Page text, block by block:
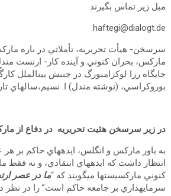
میل زیر تماس بگیرند
haftegi@dialogt.de
سرسخن- هيأت تحريريه، تأملاتي در باره
ماركس، بحران كنوني و آينده كار- ارنست
جايگاه رزا لوکزامبورگ در جنبش بين‏الملل
بوروكراسي، (نوشته مندل) ا. نسيم،سال‏هاي تاريك لنين و
در زیر سرسخن هئیت تحریریه در دفاع از مارکسیسم شماره 2 را به هنگام
به باور ماركس و انگلس، ايده‏هاي حاكم بر هر
انتظار داشت كه ايده‏هاي انتقادي، و نه فقط
كنوني ماركسيست‏ها مي‏گويند كه “ما در عصر
سرمايه‏داري بر جامعه حاكم است” را در نظر